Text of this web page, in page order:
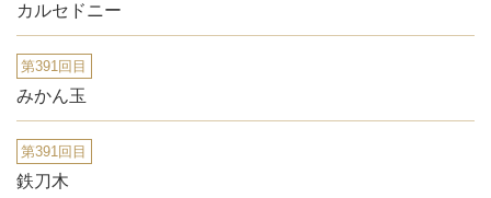
カルセドニー
第391回目
みかん玉
第391回目
鉄刀木